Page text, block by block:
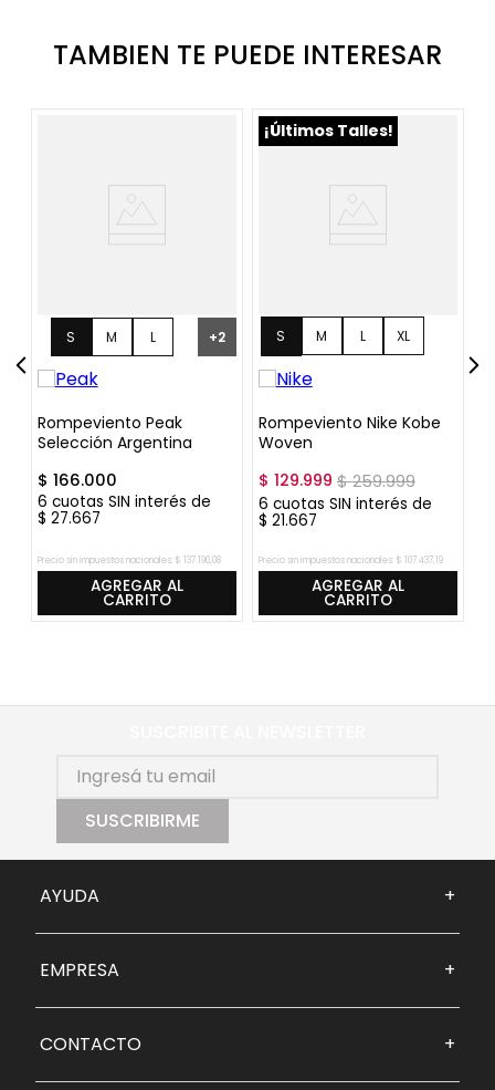
TAMBIEN TE PUEDE INTERESAR
S L
M +2
Rompeviento Peak
Selección Argentina
$ 166.000
6 cuotas SIN interés de
$ 27.667
Precio sin impuestos nacionales: $ 137.190,08
AGREGAR AL
CARRITO
¡Últimos Talles!
S L
M XL
XXL
Rompeviento Nike Kobe
Woven
$ 129.999 $259.999
6 cuotas SIN interés de
$ 21.667
Precio sin impuestos nacionales: $ 107.437,19
AGREGAR AL
CARRITO
SUSCRIBIRME
AYUDA +
EMPRESA +
CONTACTO +